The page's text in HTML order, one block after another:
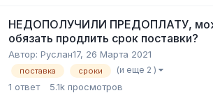
НЕДОПОЛУЧИЛИ ПРЕДОПЛАТУ,
обязать продлить срок поставки?
Автор: Руслан17, 26 Марта 2021
поставка сроки (и еще 2 )
1 ответ 5.1k просмотров